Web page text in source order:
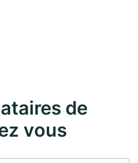
de
vous